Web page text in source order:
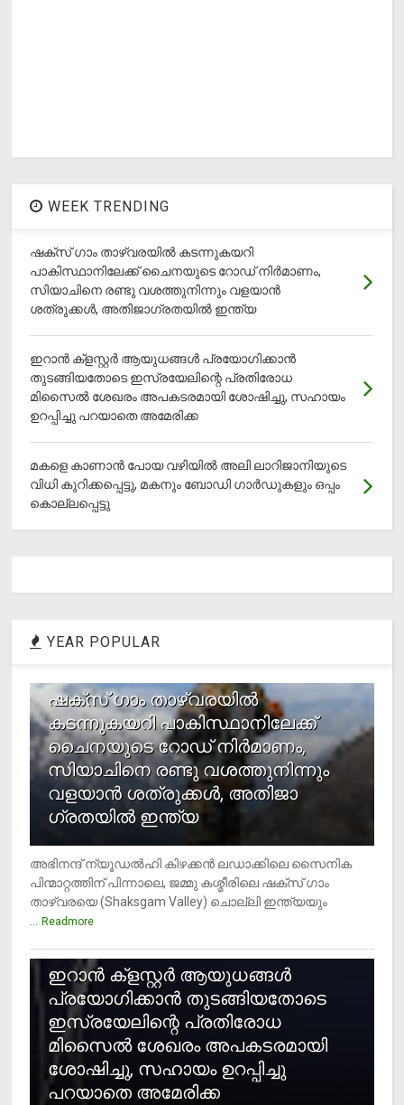
WEEK TRENDING
ഷക്സ് ​ഗാം താഴ്‌വരയിൽ കടന്നുകയറി
പാകിസ്ഥാനിലേക്ക് ചൈനയുടെ റോഡ് നിർമാണം,
സിയാചിനെ രണ്ടു വശത്തുനിന്നും വളയാൻ
ശത്രുക്കൾ, അതിജാ​ഗ്രതയിൽ ഇന്ത്യ
ഇറാന്‍ ക്‌ളസ്റ്റര്‍ ആയുധങ്ങള്‍ പ്രയോഗിക്കാന്‍
തുടങ്ങിയതോടെ ഇസ്രയേലിന്റെ പ്രതിരോധ
മിസൈല്‍ ശേഖരം അപകടരമായി ശോഷിച്ചു, സഹായം
ഉറപ്പിച്ചു പറയാതെ അമേരിക്ക
മകളെ കാണാന്‍ പോയ വഴിയില്‍ അലി ലാറിജാനിയുടെ
വിധി കുറിക്കപ്പെട്ടു, മകനും ബോഡി ഗാര്‍ഡുകളും ഒപ്പം
കൊല്ലപ്പെട്ടു
YEAR POPULAR
ഷക്സ് ​ഗാം താഴ്‌വരയിൽ
കടന്നുകയറി പാകിസ്ഥാനിലേക്ക്
ചൈനയുടെ റോഡ് നിർമാണം,
സിയാചിനെ രണ്ടു വശത്തുനിന്നും
വളയാൻ ശത്രുക്കൾ, അതിജാ​
ഗ്രതയിൽ ഇന്ത്യ
അഭിനന്ദ് ന്യൂഡൽഹി കിഴക്കൻ ലഡാക്കിലെ സൈനിക
പിന്മാറ്റത്തിന് പിന്നാലെ, ജമ്മു കശ്മീരിലെ ഷക്സ് ​ഗാം
താഴ്‌വരയെ (Shaksgam Valley) ചൊല്ലി ഇന്ത്യയും
... Readmore
ഇറാന്‍ ക്‌ളസ്റ്റര്‍ ആയുധങ്ങള്‍
പ്രയോഗിക്കാന്‍ തുടങ്ങിയതോടെ
ഇസ്രയേലിന്റെ പ്രതിരോധ
മിസൈല്‍ ശേഖരം അപകടരമായി
ശോഷിച്ചു, സഹായം ഉറപ്പിച്ചു
പറയാതെ അമേരിക്ക